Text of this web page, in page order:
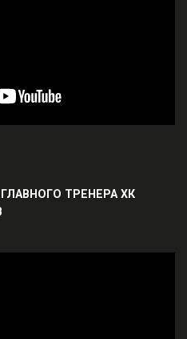
ТРЕНЕРА ХК